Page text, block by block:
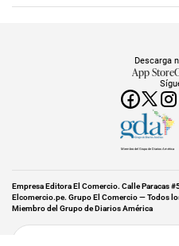
Descarga
App Store
Miembro del Grupo de Diarios América
Empresa Editora El Comercio. Calle Paracas
Elcomercio.pe. Grupo El Comercio — Todos
Miembro del Grupo de Diarios América